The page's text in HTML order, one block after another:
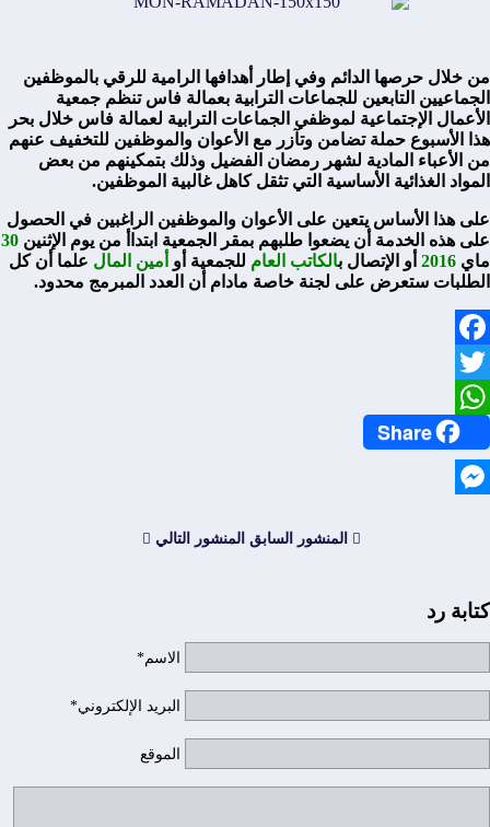
من خلال حرصها الدائم وفي إطار أهدافها الرامية للرقي بالموظفين
الجماعيين التابعين للجماعات الترابية بعمالة فاس تنظم جمعية
الأعمال الإجتماعية لموظفي الجماعات الترابية لعمالة فاس خلال بحر
هذا الأسبوع حملة تضامن وتآزر مع الأعوان والموظفين للتخفيف عنهم
من الأعباء المادية لشهر رمضان الفضيل وذلك بتمكينهم من بعض
المواد الغذائية الأساسية التي تثقل كاهل غالبية الموظفين.
على هذا الأساس يتعين على الأعوان والموظفين الراغبين في الحصول
على هذه الخدمة أن يضعوا طلبهم بمقر الجمعية ابتداأ من يوم الإثنين 30
ماي 2016 أو الإتصال بالكاتب العام للجمعية أو أمين المال علما أن كل
الطلبات ستعرض على لجنة خاصة مادام أن العدد المبرمج محدود.
Facebook
Twitter
WhatsApp
Share
المنشور السابق المنشور التالي
كتابة رد
الاسم*
البريد الإلكتروني*
الموقع